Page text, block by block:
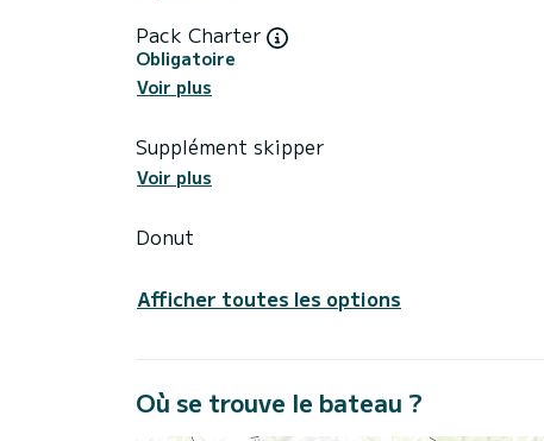
Pack Charter
Obligatoire
Voir plus
Supplément skipper
Voir plus
Donut
Afficher toutes les options
Où se trouve le bateau ?